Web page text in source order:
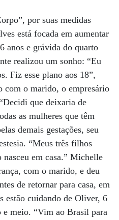
por suas medidas
está focada em aumentar
anos e grávida do quarto
realizou um sonho: “Eu
Fiz esse plano aos 18”,
com o marido, o empresário
que deixaria de
as mulheres que têm
demais gestações, seu
“Meus três filhos
em casa.” Michelle
com o marido, e deu
de retornar para casa, em
estão cuidando de Oliver, 6
meio. “Vim ao Brasil para